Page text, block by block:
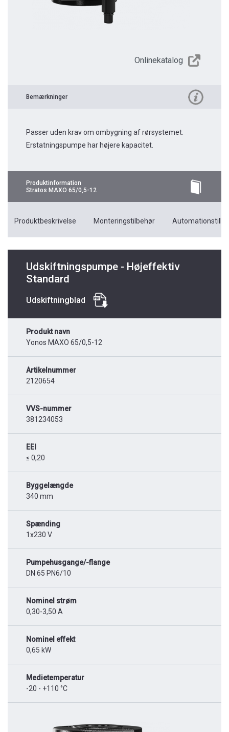
Onlinekatalog
Bemærkninger
Passer uden krav om ombygning af rørsystemet.
Erstatningspumpe har højere kapacitet.
Produktinformation
Stratos MAXO 65/0,5-12
Produktbeskrivelse Monteringstilbehør
Udskiftningspumpe - Højeffektiv
Standard
Udskiftningblad
Produkt navn
Yonos MAXO 65/0,5-12
Artikelnummer
2120654
VVS-nummer
381234053
EEI
≤ 0,20
Byggelængde
340 mm
Spænding
1x230 V
Pumpehusgange/-flange
DN 65 PN6/10
Nominel strøm
0,30-3,50 A
Nominel effekt
0,65 kW
Medietemperatur
-20 - +110 °C